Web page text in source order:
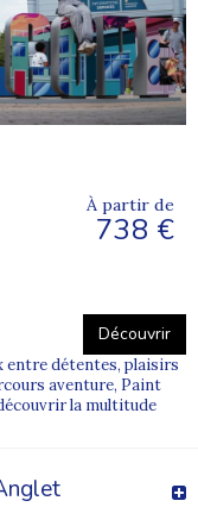
À partir de
738 €
Découvrir
entre détentes, plaisirs
aventure, Paint
la multitude